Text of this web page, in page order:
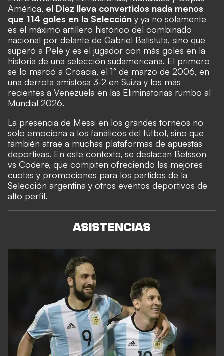
América, el Diez lleva convertidos nada menos
que 114 goles en la Selección y ya no solamente
es el máximo artillero histórico del combinado
nacional por delante de Gabriel Batistuta, sino que
superó a Pelé y es el jugador con más goles en la
historia de una selección sudamericana. El primero
se lo marcó a Croacia, el 1° de marzo de 2006, en
una derrota amistosa 3-2 en Suiza y los más
recientes a Venezuela en las Eliminatorias rumbo al
Mundial 2026.
La presencia de Messi en los grandes torneos no
solo emociona a los fanáticos del fútbol, sino que
también atrae a muchas plataformas de apuestas
deportivas. En este contexto, se destacan Betsson
vs Codere, que compiten ofreciendo las mejores
cuotas y promociones para los partidos de la
Selección argentina y otros eventos deportivos de
alto perfil.
ASISTENCIAS